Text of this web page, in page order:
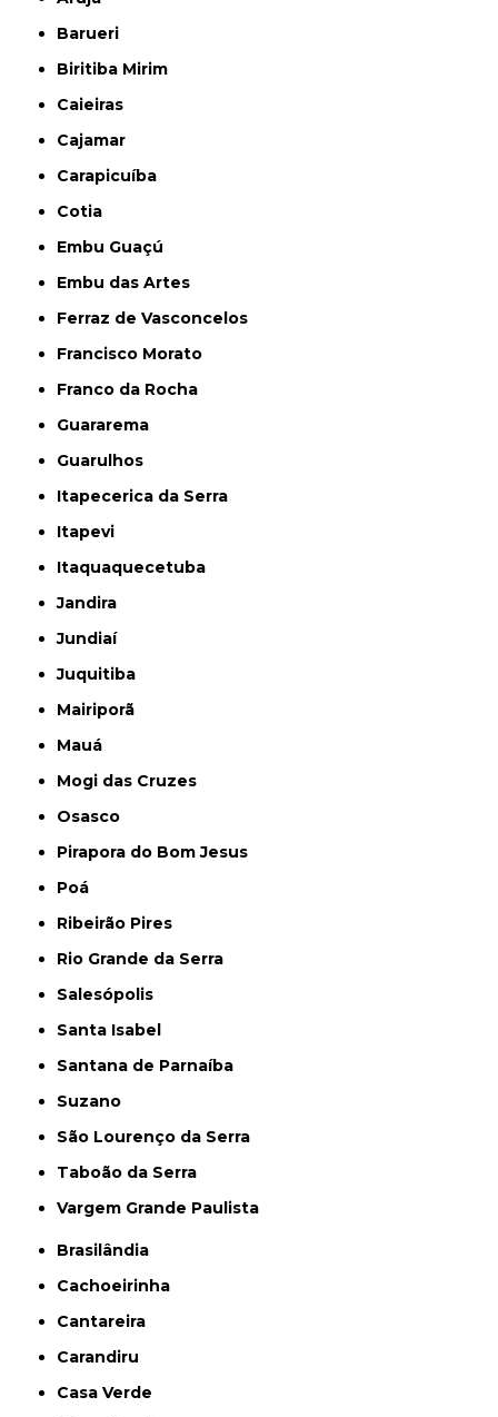
Barueri
Biritiba Mirim
Caieiras
Cajamar
Carapicuíba
Cotia
Embu Guaçú
Embu das Artes
Ferraz de Vasconcelos
Francisco Morato
Franco da Rocha
Guararema
Guarulhos
Itapecerica da Serra
Itapevi
Itaquaquecetuba
Jandira
Jundiaí
Juquitiba
Mairiporã
Mauá
Mogi das Cruzes
Osasco
Pirapora do Bom Jesus
Poá
Ribeirão Pires
Rio Grande da Serra
Salesópolis
Santa Isabel
Santana de Parnaíba
Suzano
São Lourenço da Serra
Taboão da Serra
Vargem Grande Paulista
Brasilândia
Cachoeirinha
Cantareira
Carandiru
Casa Verde